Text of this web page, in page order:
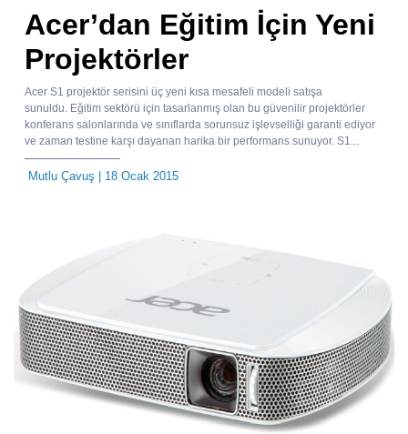
Acer’dan Eğitim İçin Yeni
Projektörler
Acer S1 projektör serisini üç yeni kısa mesafeli modeli satışa
sunuldu. Eğitim sektörü için tasarlanmış olan bu güvenilir projektörler
konferans salonlarında ve sınıflarda sorunsuz işlevselliği garanti ediyor
ve zaman testine karşı dayanan harika bir performans sunuyor. S1...
Mutlu Çavuş | 18 Ocak 2015